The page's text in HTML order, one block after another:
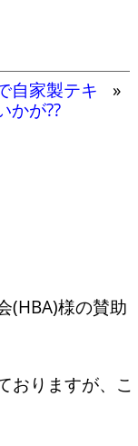
自家製テキ
かが??
»
(HBA)様の賛助
おりますが、こ